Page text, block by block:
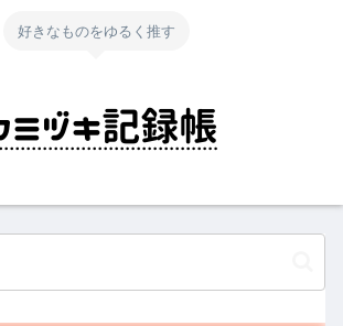
好きなものをゆるく推す